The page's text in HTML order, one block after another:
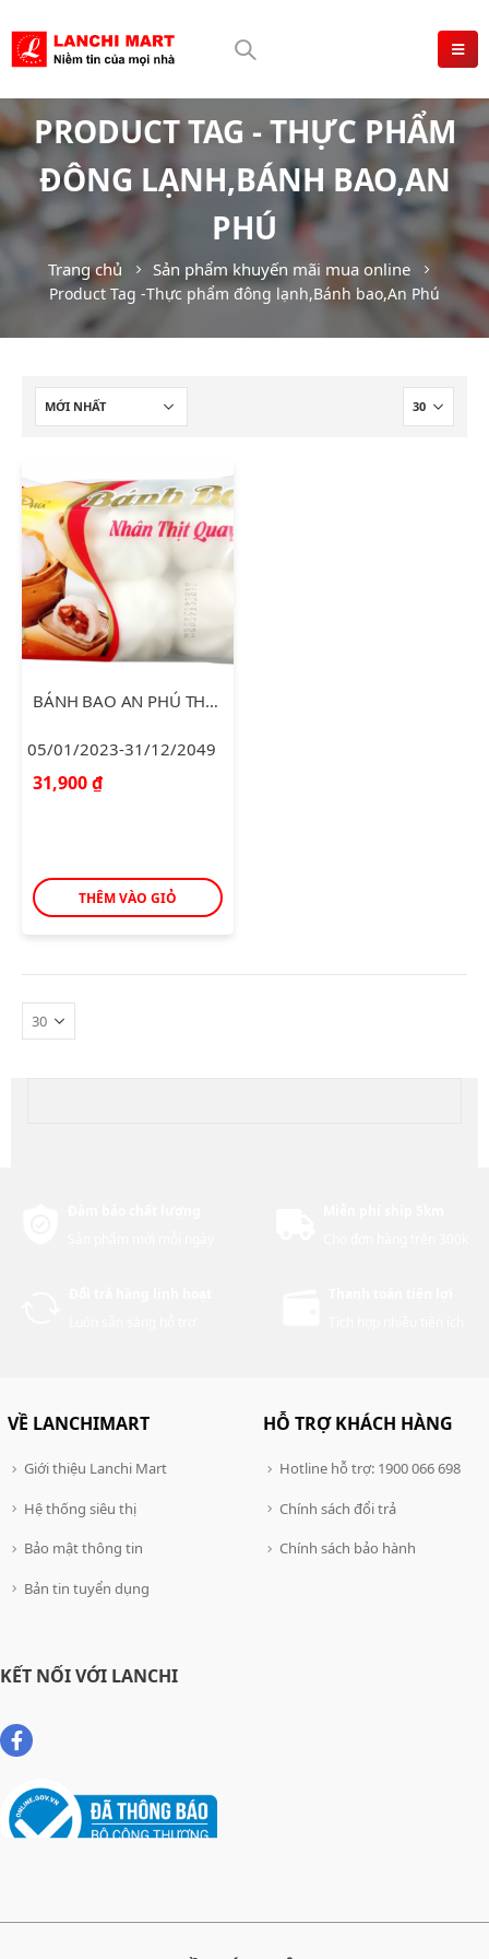
PRODUCT TAG - THỰC PHẨM
ĐÔNG LẠNH,BÁNH BAO,AN
PHÚ
Trang chủ Sản phẩm khuyến mãi mua online
Product Tag -Thực phẩm đông lạnh,Bánh bao,An Phú
BÁNH BAO AN PHÚ THỊT QUAY 270G
05/01/2023-31/12/2049
31,900₫
THÊM VÀO GIỎ
VỀ LANCHIMART
Giới thiệu Lanchi Mart
Hệ thống siêu thị
Bảo mật thông tin
Bản tin tuyển dụng
HỖ TRỢ KHÁCH HÀNG
Hotline hỗ trợ: 1900 066 698
Chính sách đổi trả
Chính sách bảo hành
KẾT NỐI VỚI LANCHI